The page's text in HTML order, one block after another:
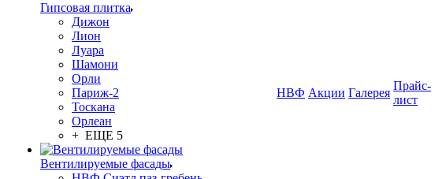
Гипсовая плитка
Дижон
Лион
Луара
Шамони
Орли
Париж-2
Тоскана
Орлеан
+ ЕЩЕ 5
Вентилируемые фасады
НВФ Акции Галерея
Прайс-
лист